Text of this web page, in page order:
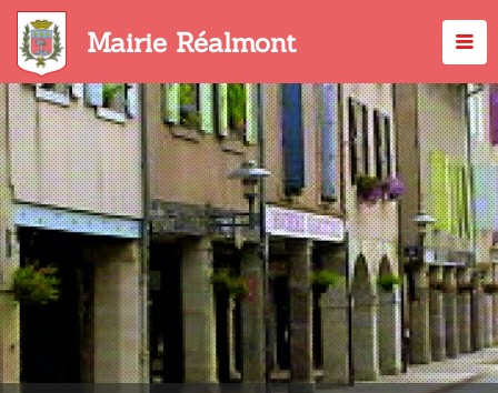
Aller
contenu
principal
Mairie Réalmont